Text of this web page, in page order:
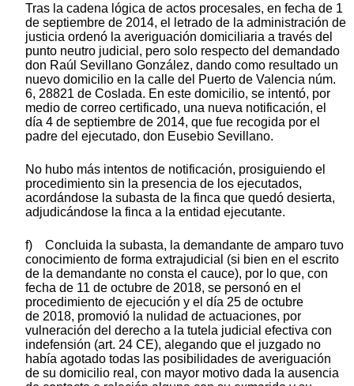
Tras la cadena lógica de actos procesales, en fecha de 1
de septiembre de 2014, el letrado de la administración de
justicia ordenó la averiguación domiciliaria a través del
punto neutro judicial, pero solo respecto del demandado
don Raúl Sevillano González, dando como resultado un
nuevo domicilio en la calle del Puerto de Valencia núm.
6, 28821 de Coslada. En este domicilio, se intentó, por
medio de correo certificado, una nueva notificación, el
día 4 de septiembre de 2014, que fue recogida por el
padre del ejecutado, don Eusebio Sevillano.
No hubo más intentos de notificación, prosiguiendo el
procedimiento sin la presencia de los ejecutados,
acordándose la subasta de la finca que quedó desierta,
adjudicándose la finca a la entidad ejecutante.
f) Concluida la subasta, la demandante de amparo tuvo
conocimiento de forma extrajudicial (si bien en el escrito
de la demandante no consta el cauce), por lo que, con
fecha de 11 de octubre de 2018, se personó en el
procedimiento de ejecución y el día 25 de octubre
de 2018, promovió la nulidad de actuaciones, por
vulneración del derecho a la tutela judicial efectiva con
indefensión (art. 24 CE), alegando que el juzgado no
había agotado todas las posibilidades de averiguación
de su domicilio real, con mayor motivo dada la ausencia